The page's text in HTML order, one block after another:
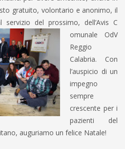
gratuito, volontario e anonimo, il
del prossimo, dell’Avis C
omunale OdV
Reggio
Calabria. Con
l’auspicio di un
impegno
sempre
crescente per i
pazienti del
auguriamo un felice Natale!